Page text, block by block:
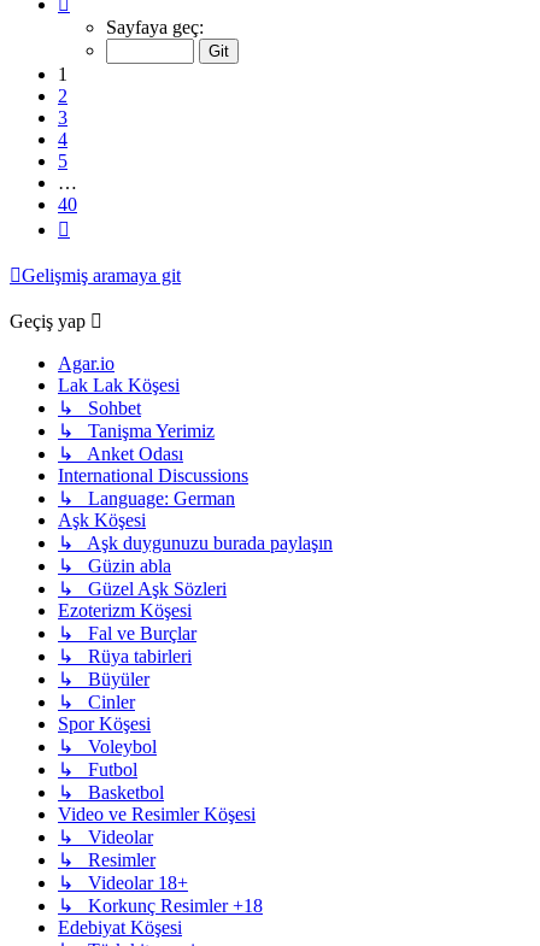
sayfa
(Toplam
Sayfaya geç:
1
2
3
4
5
…
40
Gelişmiş aramaya git
Geçiş yap
Agar.io
Lak Lak Köşesi
↳ Sohbet
↳ Tanişma Yerimiz
↳ Anket Odası
International Discussions
↳ Language: German
Aşk Köşesi
↳ Aşk duygunuzu burada paylaşın
↳ Güzin abla
↳ Güzel Aşk Sözleri
Ezoterizm Köşesi
↳ Fal ve Burçlar
↳ Rüya tabirleri
↳ Büyüler
↳ Cinler
Spor Köşesi
↳ Voleybol
↳ Futbol
↳ Basketbol
Video ve Resimler Köşesi
↳ Videolar
↳ Resimler
↳ Videolar 18+
↳ Korkunç Resimler +18
Edebiyat Köşesi